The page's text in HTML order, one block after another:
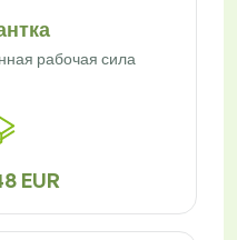
рабочая сила
EUR